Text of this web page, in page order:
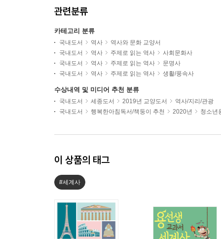
관련분류
카테고리 분류
국내도서 역사
역사와 문화 교양서
국내도서
역사 주제로 읽는 역사
사회문화사
국내도서
역사 주제로 읽는 역사
문명사
국내도서
역사 주제로 읽는 역사 생활/풍속사
수상내역 및 미디어 추천 분류
국내도서 세종도서 2019년 교양도서
역사/지리/관광
국내도서
행복한아침독서/책둥이 추천 2020년 청소년
이 상품의 태그
#세계사